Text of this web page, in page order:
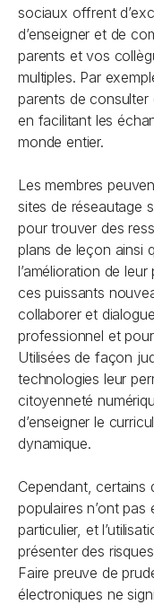
sociaux offrent
d’enseigner et de
parents et vos
multiples. Par
parents de
en facilitant les
monde entier.
Les membres
sites de réseautage
pour trouver des
plans de leçon ainsi
l’amélioration de
ces puissants
collaborer et
professionnel et
Utilisées de façon
technologies leur
citoyenneté
d’enseigner le
dynamique.
Cependant, certains
populaires n’ont
particulier, et
présenter des
Faire preuve de
électroniques ne